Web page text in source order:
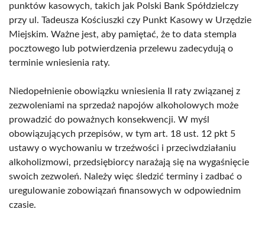
punktów kasowych, takich jak Polski Bank Spółdzielczy
przy ul. Tadeusza Kościuszki czy Punkt Kasowy w Urzędzie
Miejskim. Ważne jest, aby pamiętać, że to data stempla
pocztowego lub potwierdzenia przelewu zadecydują o
terminie wniesienia raty.
Niedopełnienie obowiązku wniesienia II raty związanej z
zezwoleniami na sprzedaż napojów alkoholowych może
prowadzić do poważnych konsekwencji. W myśl
obowiązujących przepisów, w tym art. 18 ust. 12 pkt 5
ustawy o wychowaniu w trzeźwości i przeciwdziałaniu
alkoholizmowi, przedsiębiorcy narażają się na wygaśnięcie
swoich zezwoleń. Należy więc śledzić terminy i zadbać o
uregulowanie zobowiązań finansowych w odpowiednim
czasie.